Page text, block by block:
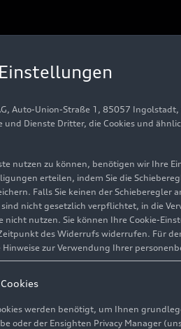
Fotos
Audi
Foto 02.06.2022
Auto-Union-Straße 1, 85057
und Dienste Dritter, die Cookies und
nutzen zu können, benötigen wir Ihre
erteilen, indem Sie die
Falls Sie keinen der Schieberegler
nicht gesetzlich verpflichtet, in die
nicht nutzen. Sie können Ihre Cookie-
des Widerrufs widerrufen. Für
zur Verwendung Ihrer
werden benötigt, um Ihnen
oder der Ensighten Privacy Manager